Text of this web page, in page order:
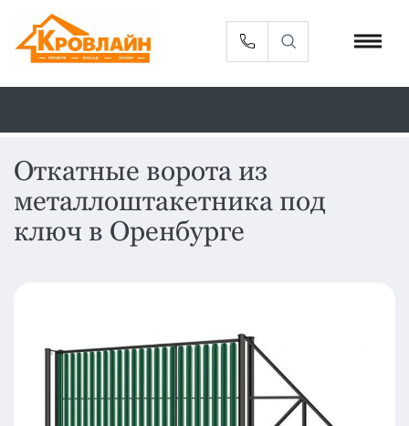
Металлочерепица
элементы
Водосточная
система
Сайдинг
Смотреть
все
Откатные ворота из
металлоштакетника под
ключ в Оренбурге